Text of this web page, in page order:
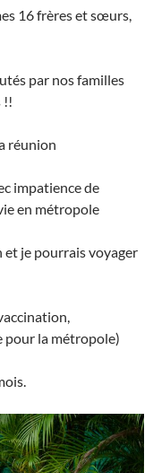
16 frères et sœurs,
par nos familles
!!
réunion
impatience de
en métropole
et je pourrais voyager
pour la métropole)